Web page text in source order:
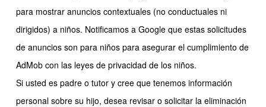
para mostrar anuncios contextuales (no conductuales ni
dirigidos) a niños. Notificamos a Google que estas solicitudes
de anuncios son para niños para asegurar el cumplimiento de
AdMob con las leyes de privacidad de los niños.
Si usted es padre o tutor y cree que tenemos información
personal sobre su hijo, desea revisar o solicitar la eliminación